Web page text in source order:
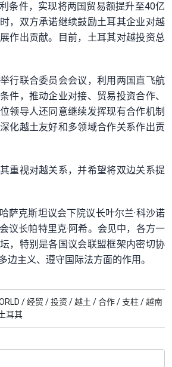
条件，实现将两国贸易额提升至40亿
，双方承诺继续鼓励土耳其企业对越
作出贡献。目前，土耳其对越投资总
行联合委员会会议，利用两国直飞航
件，推动企业对接、贸易投资合作、
领导人还同意继续发挥现有合作机制
化越土友好和多领域合作关系作出贡
重视对越关系，并希望将双边关系提
萨克斯坦议会下院议长叶尔兰·科沙诺
议长帕特里克·阿希。会见中，各方一
，特别是各国议会联盟框架内密切协
边主义、遵守国际法方面的作用。
/经贸 /投资 /越土 /合作 / 支柱 /越南
耳其